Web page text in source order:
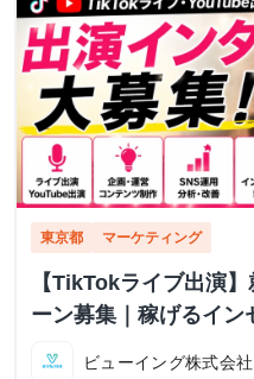
東京都 マーケティング
【TikTokライブ出演
ーン募集｜稼げるイン
ビューイング株式会社